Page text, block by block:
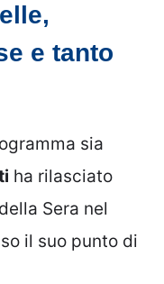
e tanto
sia
ha rilasciato
Sera nel
il suo punto di